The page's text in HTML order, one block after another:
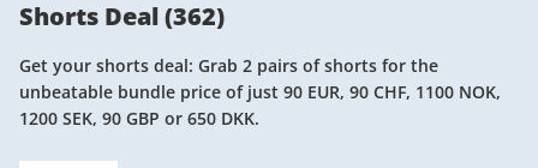
Shorts Deal(362)
Get your shorts deal: Grab 2 pairs of shorts for the
unbeatable bundle price of just 90 EUR, 90 CHF, 1100 NOK,
1200 SEK, 90 GBP or 650 DKK.